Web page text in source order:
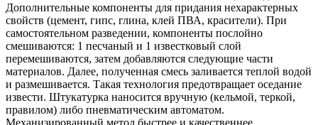
Дополнительные компоненты для придания нехарактерных
свойств (цемент, гипс, глина, клей ПВА, красители). При
самостоятельном разведении, компоненты послойно
смешиваются: 1 песчаный и 1 известковый слой
перемешиваются, затем добавляются следующие части
материалов. Далее, полученная смесь заливается теплой водой
и размешивается. Такая технология предотвращает оседание
извести. Штукатурка наносится вручную (кельмой, теркой,
правилом) либо пневматическим автоматом.
Механизированный метод быстрее и качественнее